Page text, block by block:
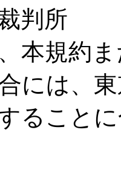
判所
本規約
には、
ること